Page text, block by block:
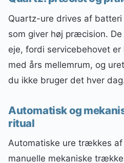
Quartz-ure drives af
som giver høj præcision.
eje, fordi servicebehovet
med års mellemrum, og
du ikke bruger det hver
Automatisk og
ritual
Automatiske ure trækkes
manuelle mekaniske